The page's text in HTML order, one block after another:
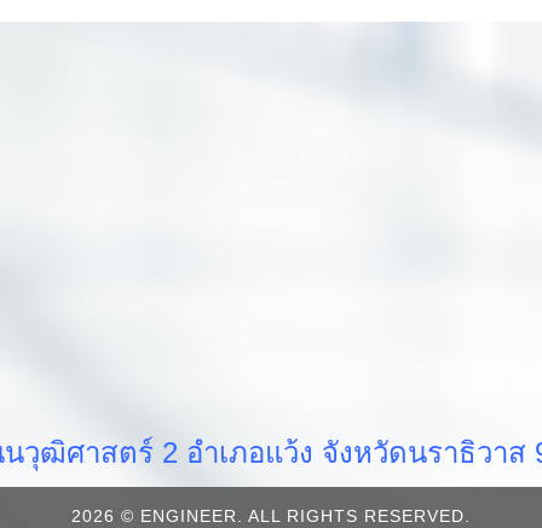
วุฒิศาสตร์ 2 อำเภอแว้ง จังหวัดนราธิวา
2026 © ENGINEER. ALL RIGHTS RESERVED.